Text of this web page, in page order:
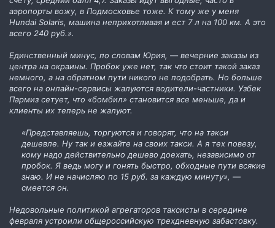
аэропорты вожу, в Подмосковье тоже. К тому же у меня
Hundai Solaris, машина неприхотливая и ест 7 л на 100 км. А это
всего 240 руб.».
Единственный минус, по словам Юрия, — вечерние заказы из
центра на окраины. Пробок уже нет, так что стоит такой заказ
немного, а на обратном пути никого не подобрать. Но больше
всего на онлайн-сервисы жалуются водители-частники. Узбек
Пармиз сетует, что «бомбил» становится все меньше, да и
клиенты их теперь не жалуют.
«Представляешь, торгуются и говорят, что на такси
дешевле. Ну так и езжайте на своих такси. А я тех повезу,
кому надо действительно дешево доехать, независимо от
пробок. Я ведь могу и гонять быстро, обходные пути всякие
знаю. И не начисляю по 15 руб. за каждую минуту», —
смеется он.
Недовольные политикой агрегаторов таксисты в середине
февраля устроили общероссийскую трехдневную забастовку.